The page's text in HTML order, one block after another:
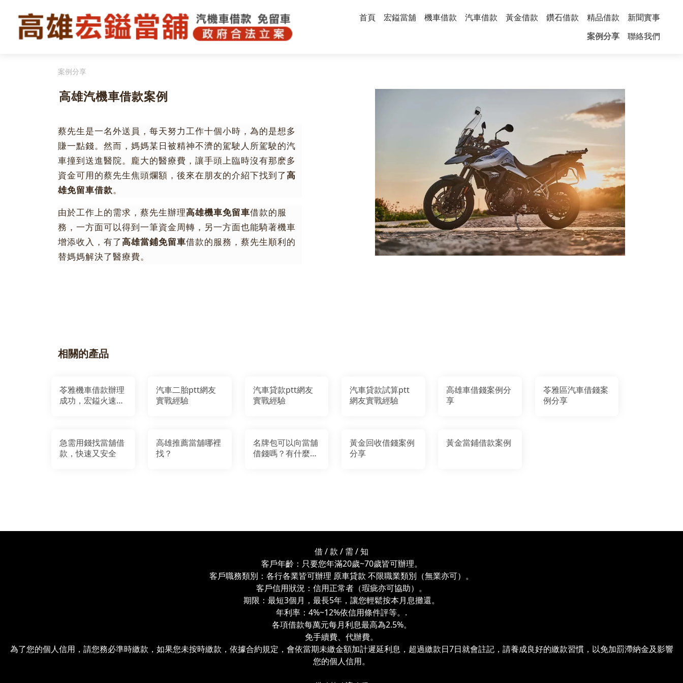
首頁 宏鎰當舖 機車借款 汽車借款 黃金借款 鑽石借款 精品借款
新聞實事
案例分享
聯絡我們
高雄汽機車借款案例
蔡先生是一名外送員，每天努力工作十個小時，為的是想多
賺一點錢。然而，媽媽某日被精神不濟的駕駛人所駕駛的汽
車撞到送進醫院。龐大的醫療費，讓手頭上臨時沒有那麽多
資金可用的蔡先生焦頭爛額，後來在朋友的介紹下找到了高
雄免留車借款。
由於工作上的需求，蔡先生辦理高雄機車免留車借款的服
務，一方面可以得到一筆資金周轉，另一方面也能騎著機車
增添收入，有了高雄當鋪免留車借款的服務，蔡先生順利的
替媽媽解決了醫療費。
相關的產品
苓雅機車借款辦理
成功，宏鎰火速撥
汽車二胎ptt網友
實戰經驗
汽車貸款ptt網友
實戰經驗
汽車貸款試算ptt
網友實戰經驗
高雄車借錢案例分
享
苓雅區汽車借錢案
例分享
急需用錢找當舖借
款，快速又安全
高雄推薦當舖哪裡
找？
名牌包可以向當舖
借錢嗎？有什麼注
黃金回收借錢案例
分享
黃金當鋪借款案例
案例分享
借 / 款 / 需 / 知
客戶年齡：只要您年滿20歲~70歲皆可辦理。
客戶職務類別：各行各業皆可辦理 原車貸款 不限職業類別（無業亦可）。
客戶信用狀況：信用正常者（瑕疵亦可協助）。
期限：最短3個月，最長5年，讓您輕鬆按本月息攤還。
年利率：4%~12%依信用條件評等。.
各項借款每萬元每月利息最高為2.5%。
免手續費、代辦費。
為了您的個人信用，請您務必準時繳款，如果您未按時繳款，依據合約規定，會依當期未繳金額加計遲延利息，超過繳款日7日就會註記，請養成良好的繳款習慣，以免加罰滯納金及影響
您的個人信用。